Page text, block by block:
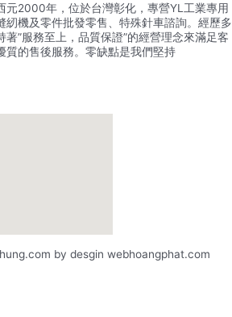
元2000年，位於台灣彰化，專營YL工業專用
紉機及零件批發零售、特殊針車諮詢。經歷多
”服務至上，品質保證”的經營理念來滿足客
質的售後服務。零缺點是我們堅持
by desgin webhoangphat.com